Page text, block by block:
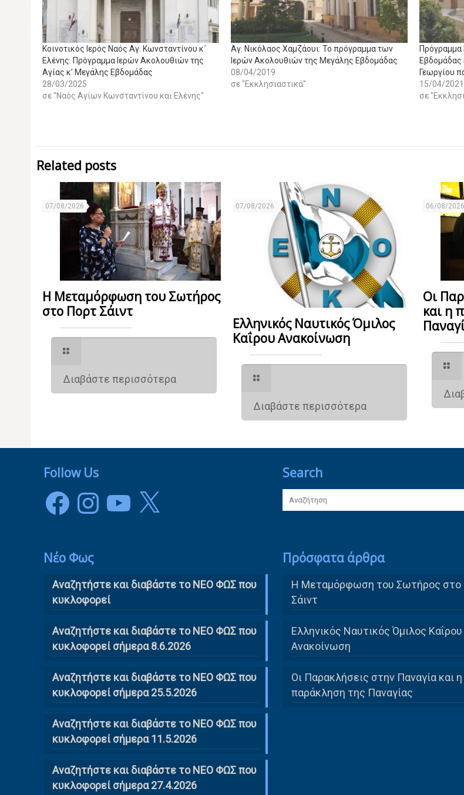
Κοινοτικός Ιερός Ναός Αγ. Κωνσταντίνου κ´
Ελένης. Πρόγραμμα Ιερών Ακολουθιών της
Αγίας κ’ Μεγάλης Εβδομάδας
28/03/2025
σε "Ναός Αγίων Κωνσταντίνου και Ελένης"
Αγ. Νικόλαος Χαμζάουι: Το πρόγραμμα των
Ιερών Ακολουθιών της Μεγάλης Εβδομάδας
08/04/2019
σε "Εκκλησιαστικά"
Eβδομάδας
Γεωργίου
15/04/2021
σε
Related posts
07/08/2026
Η Μεταμόρφωση του Σωτήρος
στο Πορτ Σάιντ
Διαβάστε περισσότερα
07/08/2026
Ελληνικός Ναυτικός Όμιλος
Καΐρου Ανακοίνωση
Διαβάστε περισσότερα
06/08/2026
Οι
και η
Follow Us
FacebookInstagramYouTube
X
Νέο Φως
Αναζητήστε και διαβάστε το NΕΟ ΦΩΣ που
κυκλοφορεί
Αναζητήστε και διαβάστε το ΝΕΟ ΦΩΣ που
κυκλοφορεί σήμερα 8.6.2026
Αναζητήστε και διαβάστε το ΝΕΟ ΦΩΣ που
κυκλοφορεί σήμερα 25.5.2026
Αναζητήστε και διαβάστε το ΝΕΟ ΦΩΣ που
κυκλοφορεί σήμερα 11.5.2026
Αναζητήστε και διαβάστε το ΝΕΟ ΦΩΣ που
κυκλοφορεί σήμερα 27.4.2026
Search
Πρόσφατα άρθρα
Η Μεταμόρφωση του Σωτήρος στο
Σάιντ
Ελληνικός Ναυτικός Όμιλος Καΐρου
Ανακοίνωση
Οι Παρακλήσεις στην Παναγία και η
παράκληση της Παναγίας